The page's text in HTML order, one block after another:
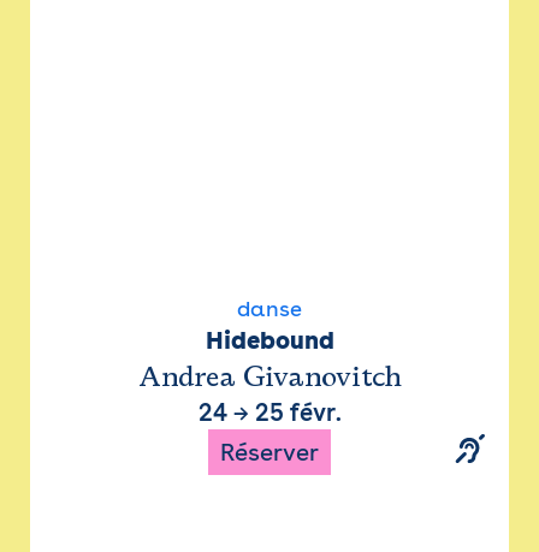
danse
Hidebound
Andrea Givanovitch
24→ 25 févr.
Réserver